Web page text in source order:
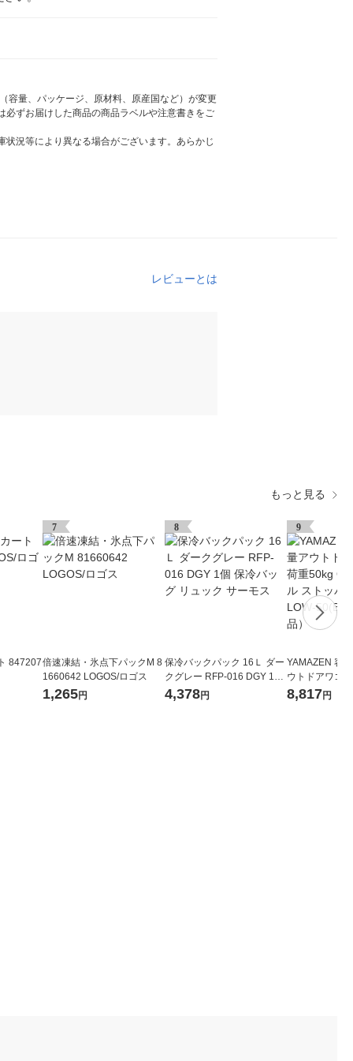
容量、パッケージ、原材料、原産国など）が変更
ずお届けした商品の商品ラベルや注意書きをご
況等により異なる場合がございます。あらかじ
レビューとは
もっと見る
847207
7
倍速凍結・氷点下パックM 8
1660642 LOGOS/ロゴス
1,265円
8
保冷バックパック 16Ｌ ダー
クグレー RFP-016 DGY 1個
保冷バッグ リュック サーモ
ス
4,378円
9
YAMAZEN 容
ウトドアワゴ
O字型ハンド
付き LOW-
8,817円